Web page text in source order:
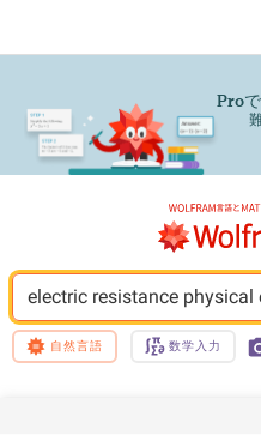
Pro
electric resistance physical
自然言語 数学入力